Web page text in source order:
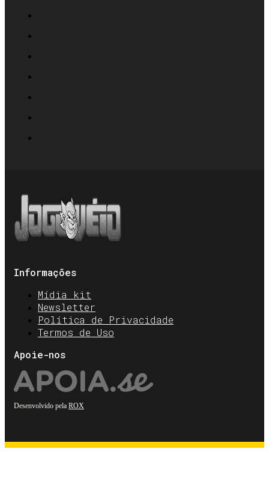
Informações
Mídia kit
Newsletter
Política de Privacidade
Termos de Uso
Apoie-nos
Desenvolvido pela ROX